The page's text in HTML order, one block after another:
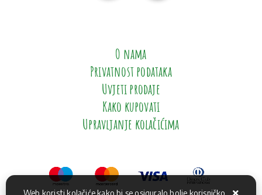
O nama
Privatnost podataka
Uvjeti prodaje
Kako kupovati
Upravljanje kolačićima
Web koristi kolačiće kako bi se osiguralo bolje korisničko